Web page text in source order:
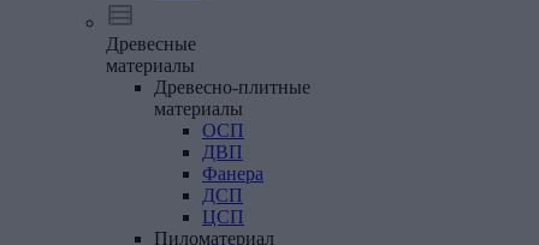
Древесные
материалы
Древесно-плитные
материалы
ОСП
ДВП
Фанера
ДСП
ЦСП
Пиломатериал